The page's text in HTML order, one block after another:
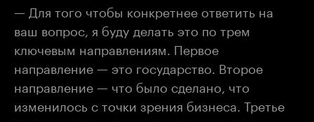
— Для того чтобы конкретнее ответить на
ваш вопрос, я буду делать это по трем
ключевым направлениям. Первое
направление — это государство. Второе
направление — что было сделано, что
изменилось с точки зрения бизнеса. Третье